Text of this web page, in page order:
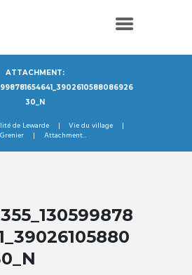
ATTACHMENT:
30_N
de Lewarde
Vie du village
Attachment...